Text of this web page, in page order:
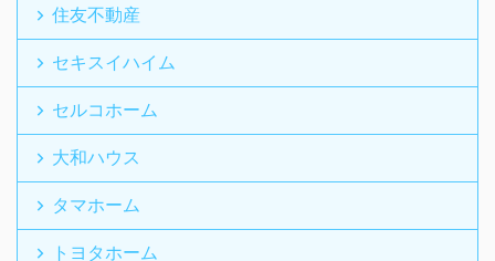
住友不動産
セキスイハイム
セルコホーム
大和ハウス
タマホーム
トヨタホーム